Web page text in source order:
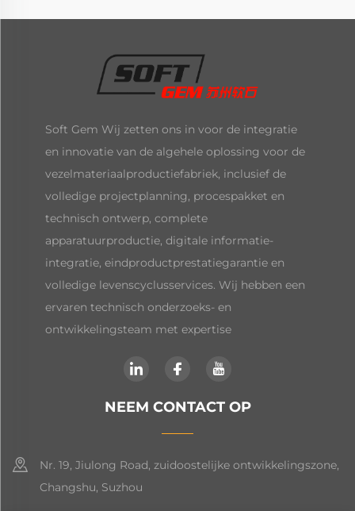
Soft Gem Wij zetten ons in voor de integratie
en innovatie van de algehele oplossing voor de
vezelmateriaalproductiefabriek, inclusief de
volledige projectplanning, procespakket en
technisch ontwerp, complete
apparatuurproductie, digitale informatie-
integratie, eindproductprestatiegarantie en
volledige levenscyclusservices. Wij hebben een
ervaren technisch onderzoeks- en
ontwikkelingsteam met expertise
NEEM CONTACT OP
Nr. 19, Jiulong Road, zuidoostelijke ontwikkelingszone,
Changshu, Suzhou